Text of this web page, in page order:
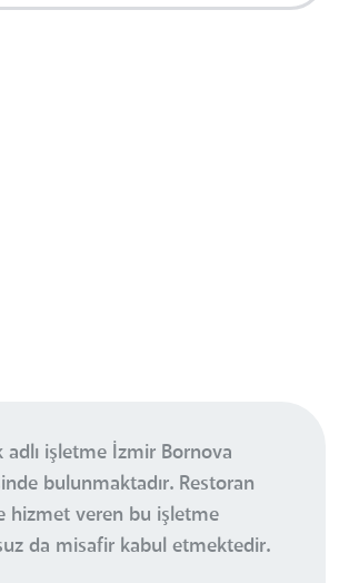
adlı işletme İzmir Bornova
bulunmaktadır. Restoran
hizmet veren bu işletme
da misafir kabul etmektedir.